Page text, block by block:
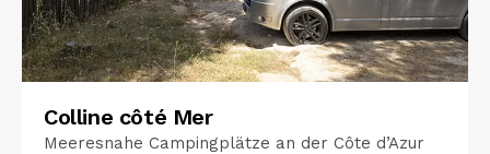
Colline côté Mer
Meeresnahe Campingplätze an der Côte d’Azur